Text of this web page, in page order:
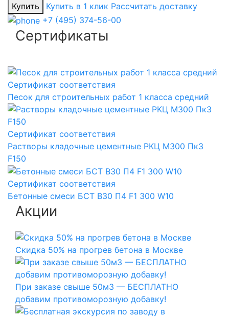
Купить
Купить в 1 клик Рассчитать доставку
+7 (495) 374-56-00
Сертификаты
Сертификат соответствия
Песок для строительных работ 1 класса средний
Сертификат соответствия
Растворы кладочные цементные РКЦ М300 Пк3
F150
Сертификат соответствия
Бетонные смеси БСТ B30 П4 F1 300 W10
Акции
Скидка 50% на прогрев бетона в Москве
При заказе свыше 50м3 — БЕСПЛАТНО
добавим противоморозную добавку!